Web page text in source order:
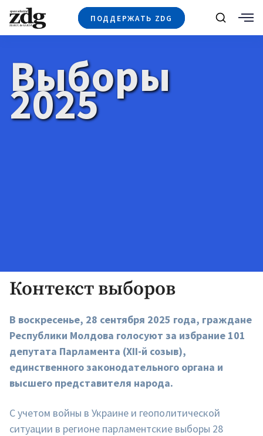
ПОДДЕРЖАТЬ ZDG
+144
+53
+312
+75
Поиск
Выборы
2025
Контекст выборов
В воскресенье, 28 сентября 2025 года, граждане
Республики Молдова голосуют за избрание 101
депутата Парламента (XII-й созыв),
единственного законодательного органа и
высшего представителя народа.
С учетом войны в Украине и геополитической
ситуации в регионе парламентские выборы 28